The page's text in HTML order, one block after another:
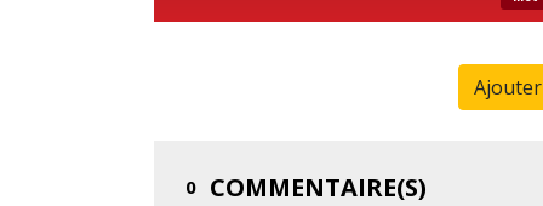
0 COMMENTAIRE(S)